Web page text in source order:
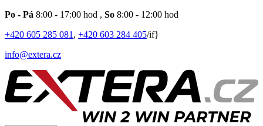
Po - Pá 8:00 - 17:00 hod , So 8:00 - 12:00 hod
+420 605 285 081 , +420 603 284 405/if}
info@extera.cz